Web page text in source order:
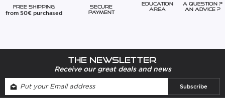
Free Shipping
from 50€ purchased
Secure
Payment
Education
Area
A question ?
An advice ?
The newsletter
Receive our great deals and news